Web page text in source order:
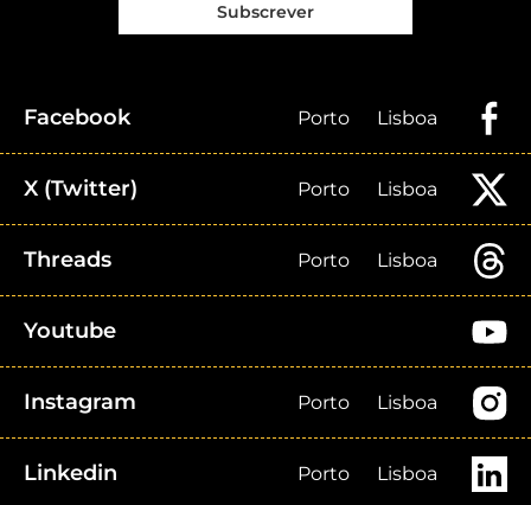
Subscrever
Facebook Porto Lisboa
X (Twitter) Porto Lisboa
Threads Porto Lisboa
Youtube
Instagram Porto Lisboa
Linkedin Porto Lisboa